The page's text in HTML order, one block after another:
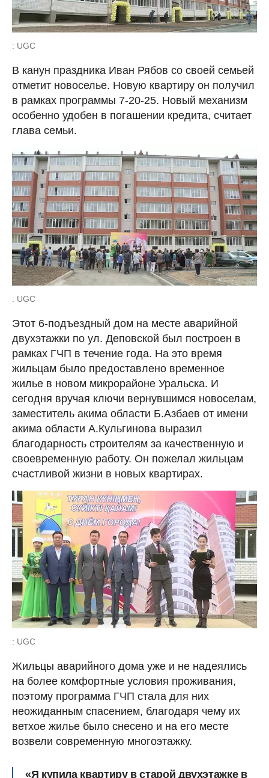
: UGC
В канун праздника Иван Рябов со своей семьей
отметит новоселье. Новую квартиру он получил
в рамках программы 7-20-25. Новый механизм
особенно удобен в погашении кредита, считает
глава семьи.
: UGC
Этот 6-подъездный дом на месте аварийной
двухэтажки по ул. Деповской был построен в
рамках ГЧП в течение года. На это время
жильцам было предоставлено временное
жилье в новом микрорайоне Уральска. И
сегодня вручая ключи вернувшимся новоселам,
заместитель акима области Б.Азбаев от имени
акима области А.Кульгинова выразил
благодарность строителям за качественную и
своевременную работу. Он пожелал жильцам
счастливой жизни в новых квартирах.
: UGC
Жильцы аварийного дома уже и не надеялись
на более комфортные условия проживания,
поэтому программа ГЧП стала для них
неожиданным спасением, благодаря чему их
ветхое жилье было снесено и на его месте
возвели современную многоэтажку.
«Я купила квартиру в старой двухэтажке в